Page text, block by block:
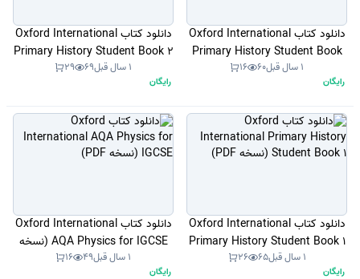
دانلود کتاب Oxford International
Primary History Student Book
3 (نسخه PDF) 1 سال قبل 60
16
رایگان
دانلود کتاب Oxford International
Primary History Student Book 2
(نسخه PDF) 1 سال قبل 69
29
رایگان
دانلود کتاب Oxford International
Primary History Student Book 1
(نسخه PDF) 1 سال قبل 65
26
رایگان
دانلود کتاب Oxford International
AQA Physics for IGCSE (نسخه
PDF)
1 سال قبل 49
16
رایگان